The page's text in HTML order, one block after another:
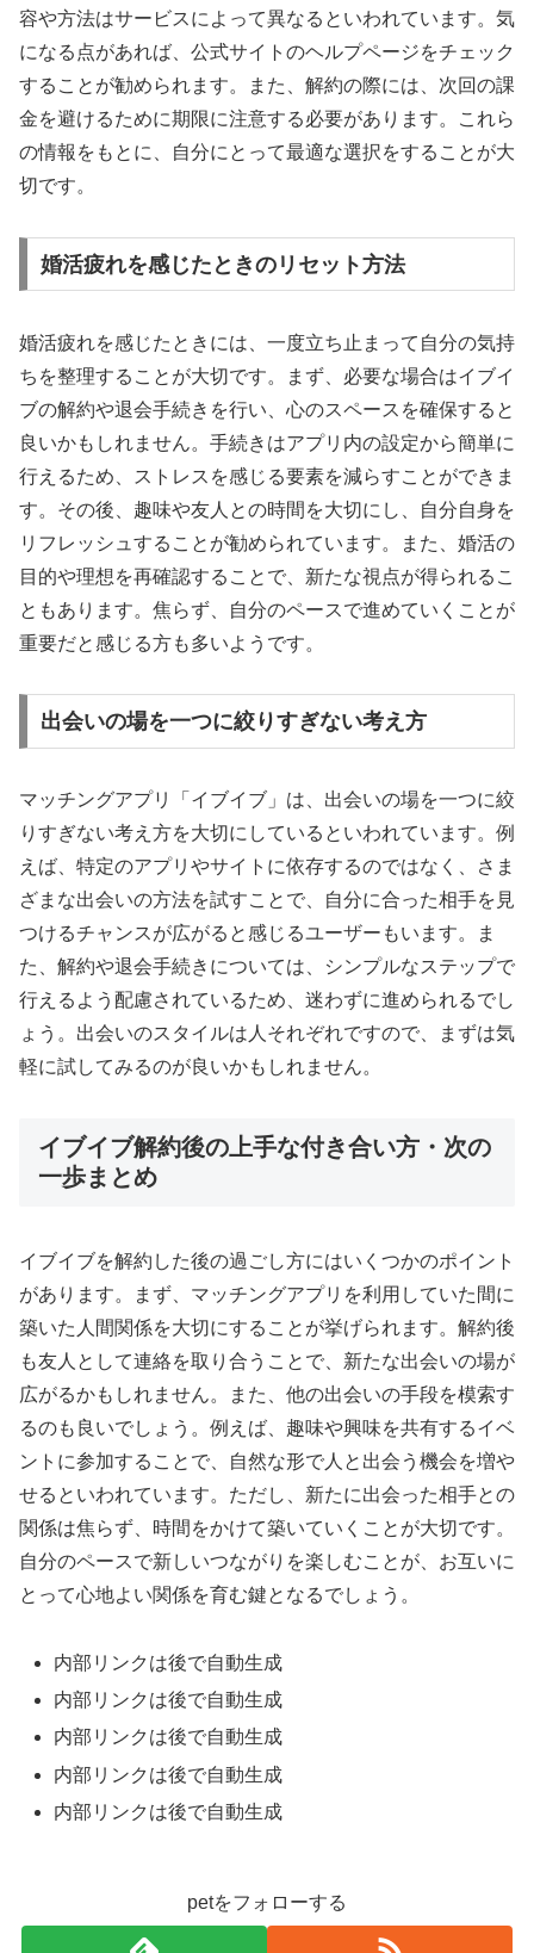
容や方法はサービスによって異なるといわれています。気
になる点があれば、公式サイトのヘルプページをチェック
することが勧められます。また、解約の際には、次回の課
金を避けるために期限に注意する必要があります。これら
の情報をもとに、自分にとって最適な選択をすることが大
切です。
婚活疲れを感じたときのリセット方法
婚活疲れを感じたときには、一度立ち止まって自分の気持
ちを整理することが大切です。まず、必要な場合はイブイ
ブの解約や退会手続きを行い、心のスペースを確保すると
良いかもしれません。手続きはアプリ内の設定から簡単に
行えるため、ストレスを感じる要素を減らすことができま
す。その後、趣味や友人との時間を大切にし、自分自身を
リフレッシュすることが勧められています。また、婚活の
目的や理想を再確認することで、新たな視点が得られるこ
ともあります。焦らず、自分のペースで進めていくことが
重要だと感じる方も多いようです。
出会いの場を一つに絞りすぎない考え方
マッチングアプリ「イブイブ」は、出会いの場を一つに絞
りすぎない考え方を大切にしているといわれています。例
えば、特定のアプリやサイトに依存するのではなく、さま
ざまな出会いの方法を試すことで、自分に合った相手を見
つけるチャンスが広がると感じるユーザーもいます。ま
た、解約や退会手続きについては、シンプルなステップで
行えるよう配慮されているため、迷わずに進められるでし
ょう。出会いのスタイルは人それぞれですので、まずは気
軽に試してみるのが良いかもしれません。
イブイブ解約後の上手な付き合い方・次の
一歩まとめ
イブイブを解約した後の過ごし方にはいくつかのポイント
があります。まず、マッチングアプリを利用していた間に
築いた人間関係を大切にすることが挙げられます。解約後
も友人として連絡を取り合うことで、新たな出会いの場が
広がるかもしれません。また、他の出会いの手段を模索す
るのも良いでしょう。例えば、趣味や興味を共有するイベ
ントに参加することで、自然な形で人と出会う機会を増や
せるといわれています。ただし、新たに出会った相手との
関係は焦らず、時間をかけて築いていくことが大切です。
自分のペースで新しいつながりを楽しむことが、お互いに
とって心地よい関係を育む鍵となるでしょう。
内部リンクは後で自動生成
内部リンクは後で自動生成
内部リンクは後で自動生成
内部リンクは後で自動生成
内部リンクは後で自動生成
petをフォローする